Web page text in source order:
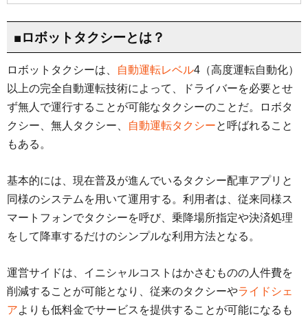
■ロボットタクシーとは？
ロボットタクシーは、 自動運転レベル4（高度運転自動化）
以上の完全自動運転技術によって、ドライバーを必要とせ
ず無人で運行することが可能なタクシーのことだ。ロボタ
クシー、無人タクシー、
自動運転タクシーと呼ばれること
もある。
基本的には、現在普及が進んでいるタクシー配車アプリと
同様のシステムを用いて運用する。利用者は、従来同様ス
マートフォンでタクシーを呼び、乗降場所指定や決済処理
をして降車するだけのシンプルな利用方法となる。
運営サイドは、イニシャルコストはかさむものの人件費を
削減することが可能となり、従来のタクシーやライドシェ
アよりも低料金でサービスを提供することが可能になるも